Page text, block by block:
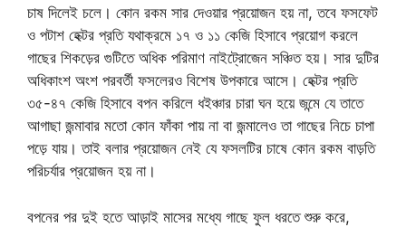
চাষ দিলেই চলে। কোন রকম সার দেওয়ার প্রয়োজন হয় না, তবে ফসফেট
ও পটাশ হেক্টর প্রতি যথাক্রমে ১৭ ও ১১ কেজি হিসাবে প্রয়োগ করলে
গাছের শিকড়ের গুটিতে অধিক পরিমাণ নাইট্রোজেন সঞ্চিত হয়। সার দুটির
অধিকাংশ অংশ পরবর্তী ফসলেরও বিশেষ উপকারে আসে। হেক্টর প্রতি
৩৫-৪৭ কেজি হিসাবে বপন করিলে ধইঞ্চার চারা ঘন হয়ে জন্মে যে তাতে
আগাছা জন্মাবার মতো কোন ফাঁকা পায় না বা জন্মালেও তা গাছের নিচে চাপা
পড়ে যায়। তাই বলার প্রয়োজন নেই যে ফসলটির চাষে কোন রকম বাড়তি
পরিচর্যার প্রয়োজন হয় না।
বপনের পর দুই হতে আড়াই মাসের মধ্যে গাছে ফুল ধরতে শুরু করে,